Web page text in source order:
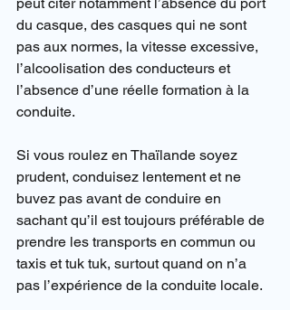
du casque, des casques qui ne sont
pas aux normes, la vitesse excessive,
l’alcoolisation des conducteurs et
l’absence d’une réelle formation à la
conduite.
Si vous roulez en Thaïlande soyez
prudent, conduisez lentement et ne
buvez pas avant de conduire en
sachant qu’il est toujours préférable de
prendre les transports en commun ou
taxis et tuk tuk, surtout quand on n’a
pas l’expérience de la conduite locale.